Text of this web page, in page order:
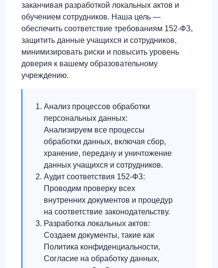
заканчивая разработкой локальных актов и
обучением сотрудников. Наша цель —
обеспечить соответствие требованиям 152-ФЗ,
защитить данные учащихся и сотрудников,
минимизировать риски и повысить уровень
доверия к вашему образовательному
учреждению.
Анализ процессов обработки
персональных данных:
Анализируем все процессы
обработки данных, включая сбор,
хранение, передачу и уничтожение
данных учащихся и сотрудников.
Аудит соответствия 152-ФЗ:
Проводим проверку всех
внутренних документов и процедур
на соответствие законодательству.
Разработка локальных актов:
Создаем документы, такие как
Политика конфиденциальности,
Согласие на обработку данных,